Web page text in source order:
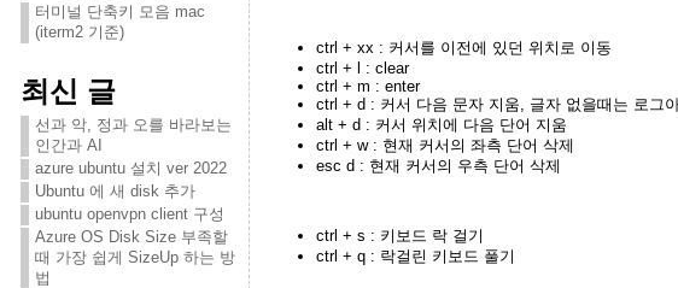
터미널 단축키 모음 mac
(iterm2 기준)
최신 글
선과 악, 정과 오를 바라보는
인간과 AI
azure ubuntu 설치 ver 2022
Ubuntu 에 새 disk 추가
ubuntu openvpn client 구성
Azure OS Disk Size 부족할
때 가장 쉽게 SizeUp 하는 방
법
ctrl + xx : 커서를 이전에 있던 위치로 이동
ctrl + l : clear
ctrl + m : enter
ctrl + d : 커서 다음 문자 지움, 글자 없을때는 로그
alt + d : 커서 위치에 다음 단어 지움
ctrl + w : 현재 커서의 좌측 단어 삭제
esc d : 현재 커서의 우측 단어 삭제
ctrl + s : 키보드 락 걸기
ctrl + q : 락걸린 키보드 풀기